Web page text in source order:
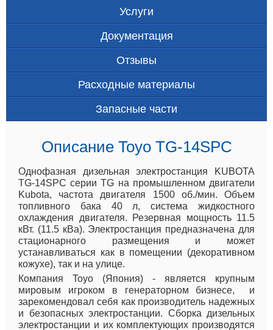
Услуги
Документация
Отзывы
Расходные материалы
Запасные части
Описание Toyo TG-14SPC
Однофазная дизельная электростанция KUBOTA
TG-14SPC серии TG на промышленном двигатели
Kubota, частота двигателя 1500 об./мин. Объем
топливного бака 40 л, система жидкостного
охлаждения двигателя. Резервная мощность 11.5
кВт. (11.5 кВа). Электростанция предназначена для
стационарного размещения и может
устанавливаться как в помещении (декоративном
кожухе), так и на улице.
Компания Toyo (Япония) - является крупным
мировым игроком в генераторном бизнесе, и
зарекомендовал себя как производитель надежных
и безопасных электростанции. Сборка дизельных
электростанции и их комплектующих производятся